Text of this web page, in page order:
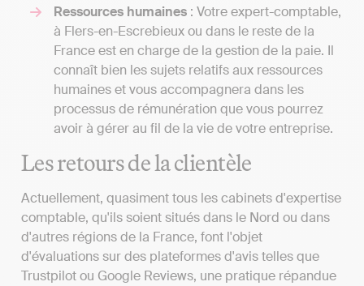
Ressources humaines : Votre expert-comptable,
à Flers-en-Escrebieux ou dans le reste de la
France est en charge de la gestion de la paie. Il
connaît bien les sujets relatifs aux ressources
humaines et vous accompagnera dans les
processus de rémunération que vous pourrez
avoir à gérer au fil de la vie de votre entreprise.
Les retours de la clientèle
Actuellement, quasiment tous les cabinets d'expertise
comptable, qu'ils soient situés dans le Nord ou dans
d'autres régions de la France, font l'objet
d'évaluations sur des plateformes d'avis telles que
Trustpilot ou Google Reviews, une pratique répandue